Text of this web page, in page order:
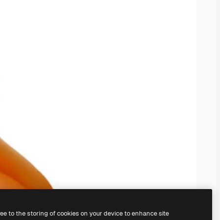
to the storing of cookies on your device to enhance site